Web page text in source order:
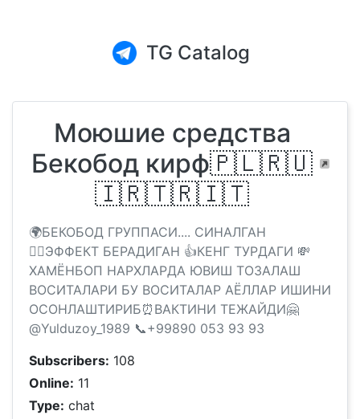
TG Catalog
Моюшие средства
Бекобод кирф🇵🇱🇷🇺
🇮🇷🇹🇷🇮🇹
🌍БЕКОБОД ГРУППАСИ.... СИНАЛГАН
👱‍♀️ЭФФЕКТ БЕРАДИГАН 👍КЕНГ ТУРДАГИ 💸
ХАМЁНБОП НАРХЛАРДА ЮВИШ ТОЗАЛАШ
ВОСИТАЛАРИ БУ ВОСИТАЛАР АЁЛЛАР ИШИНИ
ОСОНЛАШТИРИБ⏰ВАКТИНИ ТЕЖАЙДИ🤗
@Yulduzoy_1989 📞+99890 053 93 93
Subscribers: 108
Online: 11
Type: chat